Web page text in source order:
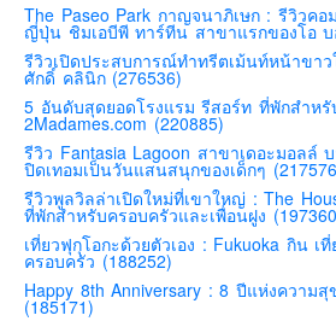
มอนเตรเนโกร
บอสเนียและเฮอร์เซโกวีน่า
ญี่ปุ่น
คันโต-โตเกียวและรอบๆ
คันไซ-โอซาก้า เกียวโต
คิวชู – ฟุกุโอกะ ซางะ เปปปุ ยุฟุอิน น
ฟูจิ
ฮอกไกโด
เอเชีย
The Paseo Park กาญจนาภิเษก : รีวิวค
ญี่ปุ่น ชิมเอบีพี ทาร์ทีน สาขาแรกของโอ บ
รีวิวเปิดประสบการณ์ทำทรีตเม้นท์หน้าขา
ศักดิ์ คลินิก (276536)
5 อันดับสุดยอดโรงแรม รีสอร์ท ที่พักสำหรั
2Madames.com (220885)
รีวิว Fantasia Lagoon สาขาเดอะมอลล์
ปิดเทอมเป็นวันแสนสนุกของเด็กๆ
รีวิวพูลวิลล่าเปิดใหม่ที่เขาใหญ่ : The
ที่พักสำหรับครอบครัวและเพื่อนฝูง
เที่ยวฟุกุโอกะด้วยตัวเอง : Fukuoka กิน
ครอบครัว (188252)
Happy 8th Anniversary : 8 ปีแห่งความ
(185171)